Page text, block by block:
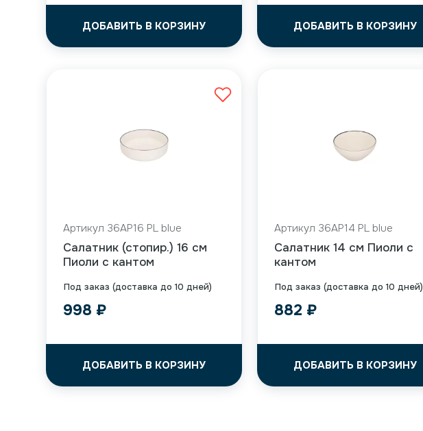
ДОБАВИТЬ В КОРЗИНУ ДОБАВИТЬ В КОРЗИНУ
Под заказ (доставка до 10 дней)
Артикул 36AP16 PL blue
Салатник (стопир.) 16 см
Пиоли с кантом
998 ₽
ДОБАВИТЬ В КОРЗИНУ
Под заказ (доставка до 10 дней)
Артикул 36AP14 PL blue
Салатник 14 см Пиоли с
кантом
882 ₽
ДОБАВИТЬ В КОРЗИНУ